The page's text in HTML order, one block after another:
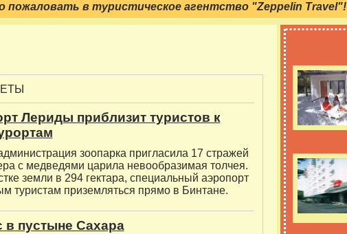
пожаловать в туристическое агентство "Zeppelin Travel"!
Лериды приблизит туристов к
зоопарка пригласила 17 стражей
с медведями царила невообразимая толчея.
земли в 294 гектара, специальный аэропорт
туристам приземляться прямо в Бинтане.
в пустыне Сахара